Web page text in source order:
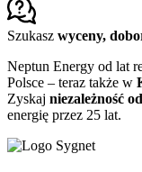
Szukasz wyceny,
Neptun Energy od lat
Polsce – teraz także w
Zyskaj niezależność
energię przez 25 lat.